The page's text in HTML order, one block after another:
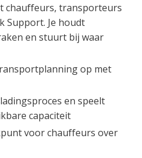
chauffeurs, transporteurs
Support. Je houdt
en stuurt bij waar
op met
en speelt
capaciteit
voor chauffeurs over